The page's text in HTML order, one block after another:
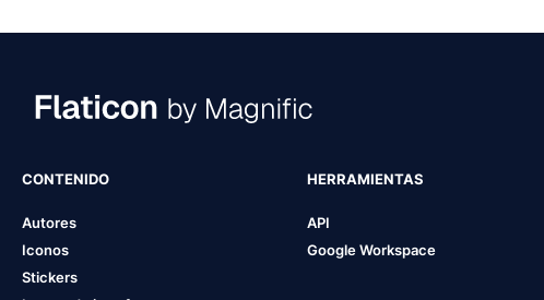
CONTENIDO
Autores
Iconos
Stickers
HERRAMIENTAS
API
Google Workspace